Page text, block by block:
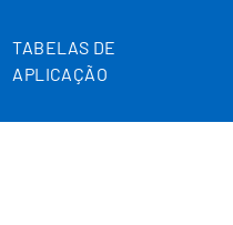
TABELAS DE
APLICAÇÃO